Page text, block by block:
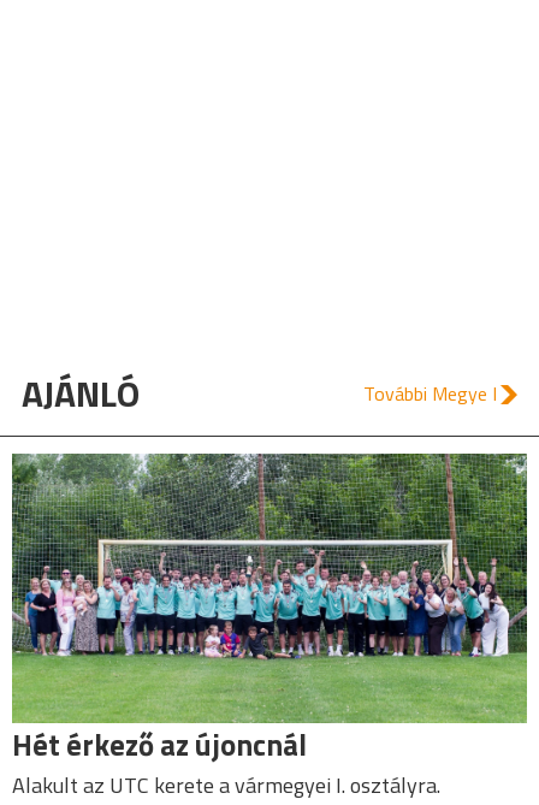
AJÁNLÓ További Megye I
Hét érkező az újoncnál
Alakult az UTC kerete a vármegyei I. osztályra.